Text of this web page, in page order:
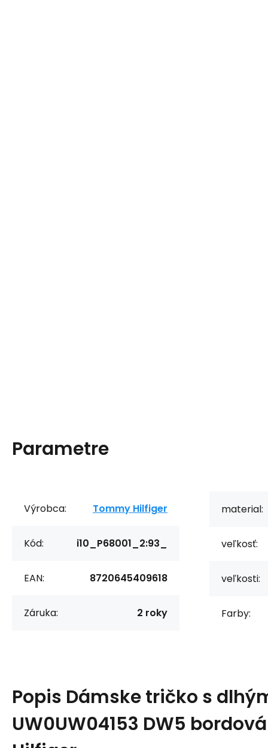
Parametre
Výrobca: Tommy Hilfiger
Kód: i10_P68001_2:93_
EAN: 8720645409618
Záruka: 2 roky
material:
veľkosť:
veľkosti:
Farby:
Popis Dámske tričko s
UW0UW04153 DW5